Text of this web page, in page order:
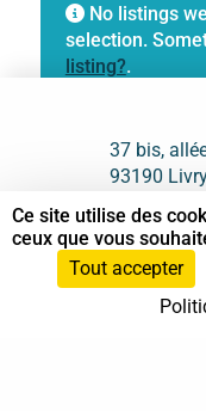
No listings
selection.
listing?.
37 bis,
93190
06 61 87
Nous
Ce site utilise des
ceux que vous
Tout accepter